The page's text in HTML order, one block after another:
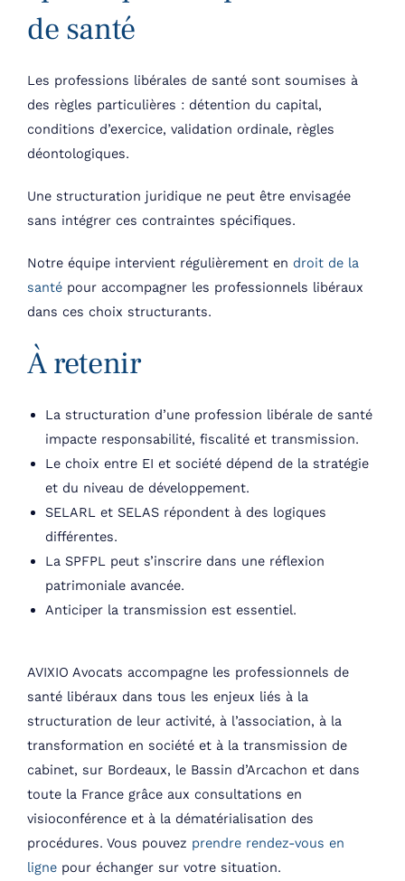
de santé
Les professions libérales de santé sont soumises à
des règles particulières : détention du capital,
conditions d’exercice, validation ordinale, règles
déontologiques.
Une structuration juridique ne peut être envisagée
sans intégrer ces contraintes spécifiques.
Notre équipe intervient régulièrement en droit de la
santé pour accompagner les professionnels libéraux
dans ces choix structurants.
À retenir
La structuration d’une profession libérale de santé
impacte responsabilité, fiscalité et transmission.
Le choix entre EI et société dépend de la stratégie
et du niveau de développement.
SELARL et SELAS répondent à des logiques
différentes.
La SPFPL peut s’inscrire dans une réflexion
patrimoniale avancée.
Anticiper la transmission est essentiel.
AVIXIO Avocats accompagne les professionnels de
santé libéraux dans tous les enjeux liés à la
structuration de leur activité, à l’association, à la
transformation en société et à la transmission de
cabinet, sur Bordeaux, le Bassin d’Arcachon et dans
toute la France grâce aux consultations en
visioconférence et à la dématérialisation des
procédures. Vous pouvez prendre rendez-vous en
ligne pour échanger sur votre situation.